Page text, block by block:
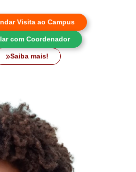
Visita ao Campus
com Coordenador
Saiba mais!